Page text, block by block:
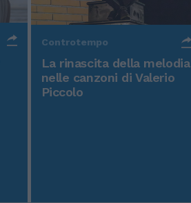
Controtempo
La rinascita della melodia
nelle canzoni di Valerio
Piccolo